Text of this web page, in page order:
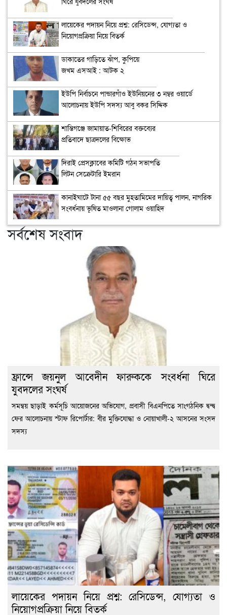
লায়েকের পদায়ন নিয়ে প্রশ্ন: রেসিডেন্স, যোগ্যতা ও
নিয়োগপ্রক্রিয়া নিয়ে বিতর্ক
ডাকাতের গাড়িতে ঝাঁপ, কুপিয়ে
জখম এসআই : আটক ২
ইউপি নির্বাচনে পান্ডারগাঁও ইউনিয়নের ৩ নম্বর ওয়ার্ডে
আলোচনায় ইউপি সদস্য আবু বকর সিদ্দিক
শান্তিগঞ্জে জামায়াত-শিবিরের বক্তব্যের
প্রতিবাদে ছাত্রদলের বিক্ষোভ
দিরাই প্রেসক্লাবের কমিটি গঠন সভাপতি
লিটন সেক্রেটারি ইমরান
কানাইঘাটে টানা ৫৫ বছর মুহতামিমের দায়িত্ব পালন, নাগরিক
সংবর্ধনায় ভূষিত মাওলানা গোলাম ওয়াহিদ
সর্বশেষ সংবাদ
ফ্রান্সে জয়নুল আবেদীন ফারুককে সংবর্ধনা ঘিরে
যুবদলের সংঘর্ষ
সমন্বয় ছাড়াই কর্মসূচি আয়োজনের অভিযোগ, প্রবাসী বিএনপিতে সাংগঠনিক দ্বন্দ্ব
ফের আলোচনায় স্টাফ রিপোর্টার: বীর মুক্তিযোদ্ধা ও নোয়াখালী-২ আসনের সংসদ
সদস্য
লায়েকের পদায়ন নিয়ে প্রশ্ন: রেসিডেন্স, যোগ্যতা ও
নিয়োগপ্রক্রিয়া নিয়ে বিতর্ক